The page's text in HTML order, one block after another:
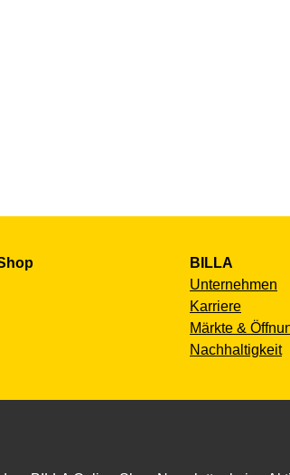
BILLA
Unternehmen
Karriere
Märkte &
Nachhaltigkeit